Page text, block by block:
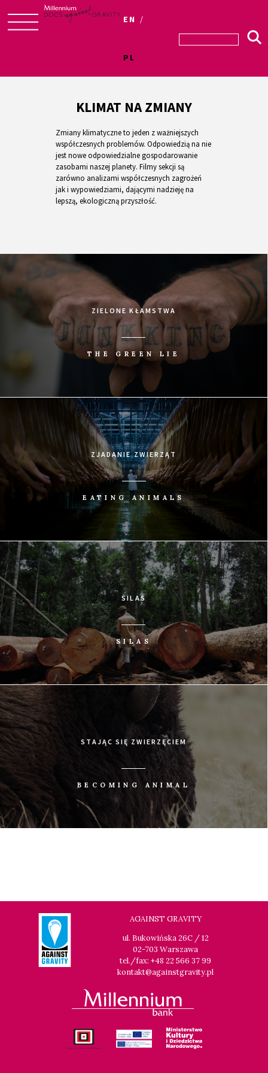
EN
PL
KLIMAT NA ZMIANY
Zmiany klimatyczne to jeden z ważniejszych
współczesnych problemów. Odpowiedzią na nie
jest nowe odpowiedzialne gospodarowanie
zasobami naszej planety. Filmy sekcji są
zarówno analizami współczesnych zagrożeń
jak i wypowiedziami, dającymi nadzieję na
lepszą, ekologiczną przyszłość.
ZIELONE KŁAMSTWA
THE GREEN LIE
ZJADANIE ZWIERZĄT
EATING ANIMALS
SILAS
SILAS
STAJĄC SIĘ ZWIERZĘCIEM
BECOMING ANIMAL
AGAINST GRAVITY
ul. Bukowińska 26C / 12
02-703 Warszawa
tel./fax: +48 22 566 37 99
kontakt@againstgravity.pl